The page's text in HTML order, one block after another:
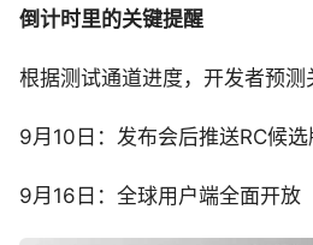
倒计时里的关键提醒
根据测试通道进度，开发者预测
9月10日：发布会后推送RC候选
9月16日：全球用户端全面开放